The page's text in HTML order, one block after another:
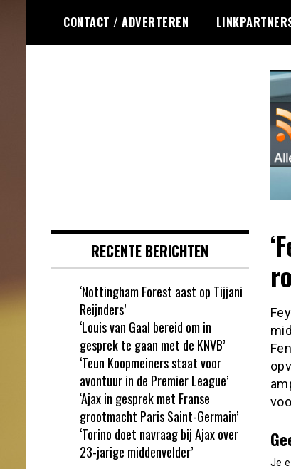
de
CONTACT / ADVERTEREN
Je
RECENTE BERICHTEN
‘Nottingham Forest aast op Tijjani
Reijnders’
‘Louis van Gaal bereid om in
gesprek te gaan met de KNVB’
‘Teun Koopmeiners staat voor
avontuur in de Premier League’
‘Ajax in gesprek met Franse
grootmacht Paris Saint-Germain’
‘Torino doet navraag bij Ajax over
23-jarige middenvelder’